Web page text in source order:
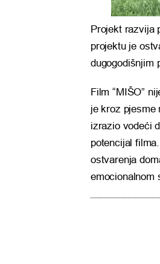
Projekt razvija
projektu je
dugogodišnjim
Film “MIŠO”
je kroz pjesme
izrazio vodeći
potencijal
ostvarenja
emocionalnom